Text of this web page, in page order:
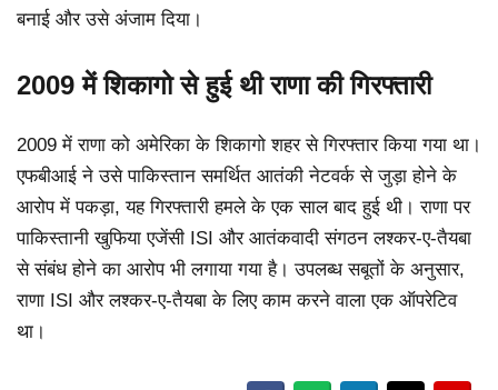
बनाई और उसे अंजाम दिया।
2009 में शिकागो से हुई थी राणा की गिरफ्तारी
2009 में राणा को अमेरिका के शिकागो शहर से गिरफ्तार किया गया था।
एफबीआई ने उसे पाकिस्तान समर्थित आतंकी नेटवर्क से जुड़ा होने के
आरोप में पकड़ा, यह गिरफ्तारी हमले के एक साल बाद हुई थी। राणा पर
पाकिस्तानी खुफिया एजेंसी ISI और आतंकवादी संगठन लश्कर-ए-तैयबा
से संबंध होने का आरोप भी लगाया गया है। उपलब्ध सबूतों के अनुसार,
राणा ISI और लश्कर-ए-तैयबा के लिए काम करने वाला एक ऑपरेटिव
था।